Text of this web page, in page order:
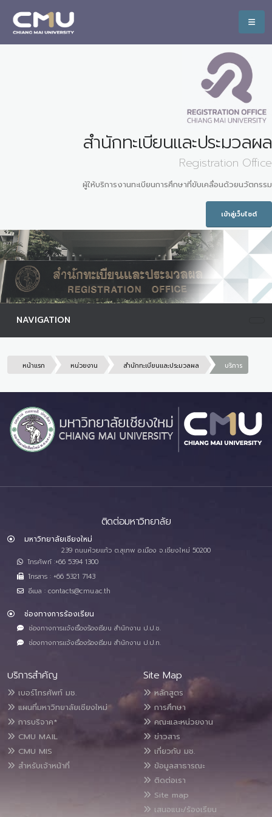
สำนักทะเบียนและประมวลผล
Registration Office
ผู้ให้บริการงานทะเบียนการศึกษาที่ขับเคลื่อนด้วยนวัตกรรม
เข้าสู่เว็บไซต์
NAVIGATION
หน้าแรก หน่วยงาน สำนักทะเบียนและประมวลผล บริการ
ติดต่อมหาวิทยาลัย
มหาวิทยาลัยเชียงใหม่
239 ถนนห้วยแก้ว ต.สุเทพ อ.เมือง จ.เชียงใหม่ 50200
โทรศัพท์ :+66 5394 1300
โทรสาร : +66 5321 7143
อีเมล : contacts@cmu.ac.th
ช่องทางการร้องเรียน
ช่องทางการแจ้งเรื่องร้องเรียน สำนักงาน ป.ป.ช.
ช่องทางการแจ้งเรื่องร้องเรียน สำนักงาน ป.ป.ท.
บริการสำคัญ
เบอร์โทรศัพท์ มช.
แผนที่มหาวิทยาลัยเชียงใหม่
การบริจาค*
CMU MAIL
CMU MIS
สำหรับเจ้าหน้าที่
Site Map
หลักสูตร
การศึกษา
คณะและหน่วยงาน
ข่าวสาร
เกี่ยวกับ มช.
ข้อมูลสาธารณะ
ติดต่อเรา
Site map
เสนอแนะ/ร้องเรียน